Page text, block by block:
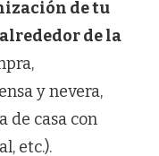
de tu
de la
y nevera,
de casa con
etc.).